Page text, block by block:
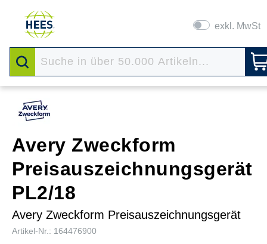
exkl. MwSt
Avery Zweckform
Preisauszeichnungsgerät
PL2/18
Avery Zweckform Preisauszeichnungsgerät
Artikel-Nr.: 164476900